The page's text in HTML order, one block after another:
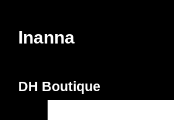
Inanna
DH Boutique